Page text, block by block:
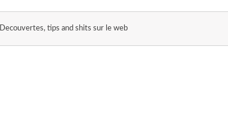
Decouvertes, tips and shits sur le web